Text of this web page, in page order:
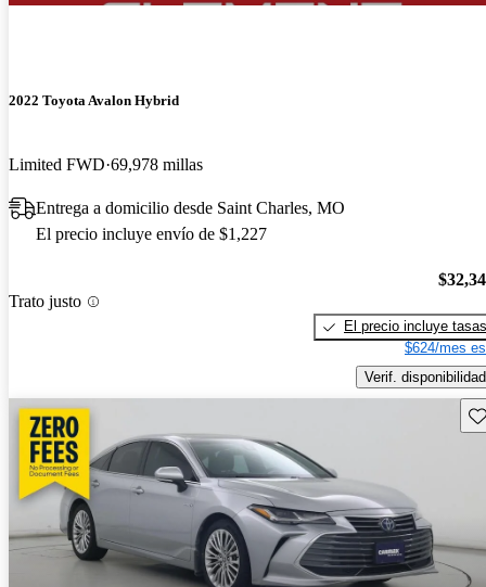
2022 Toyota Avalon Hybrid
Limited FWD 69,978 millas
Entrega a domicilio desde Saint Charles, MO
El precio incluye envío de $1,227
Trato justo
El precio incluye tasas
$624/mes
Verif. disponibilidad